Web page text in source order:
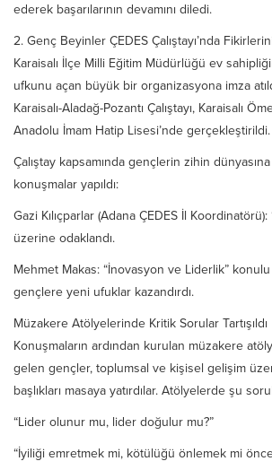
ederek başarılarının devamını diledi.
2. Genç Beyinler ÇEDES Çalıştayı’nda Fikirlerini
Karaisalı İlçe Milli Eğitim Müdürlüğü ev
ufkunu açan büyük bir organizasyona imza
Karaisalı-Aladağ-Pozantı Çalıştayı, Karaisalı
Anadolu İmam Hatip Lisesi’nde gerçekleştirildi.
Çalıştay kapsamında gençlerin zihin
konuşmalar yapıldı:
Gazi Kılıçparlar (Adana ÇEDES İl
üzerine odaklandı.
Mehmet Makas: “İnovasyon ve Liderlik”
gençlere yeni ufuklar kazandırdı.
Müzakere Atölyelerinde Kritik Sorular Tartışıldı
Konuşmaların ardından kurulan müzakere
gelen gençler, toplumsal ve kişisel gelişim
başlıkları masaya yatırdılar. Atölyelerde şu
“Lider olunur mu, lider doğulur mu?”
“İyiliği emretmek mi, kötülüğü önlemek mi